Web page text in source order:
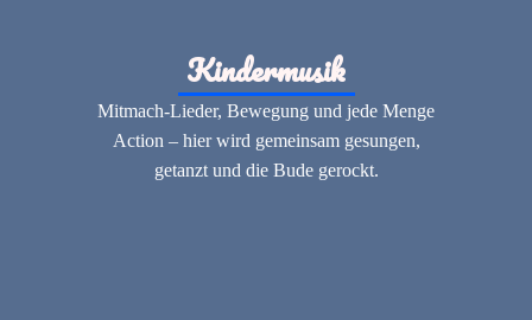
Kindermusik
Mitmach-Lieder, Bewegung und jede Menge
Action – hier wird gemeinsam gesungen,
getanzt und die Bude gerockt.